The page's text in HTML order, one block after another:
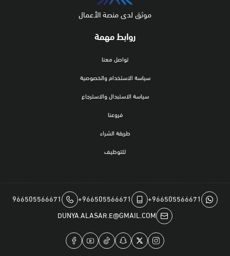
روابط مهمة
تواصل معنا
سياسة الاستخدام والخصوصية
سياسة الاستبدال والاسترجاع
فروعنا
طريقة الشراء
للتوظيف
موثق لدى منصة الأعمال
+966505566671
+966505566671
966505566671
DUNYA.ALASAR.E@GMAIL.COM